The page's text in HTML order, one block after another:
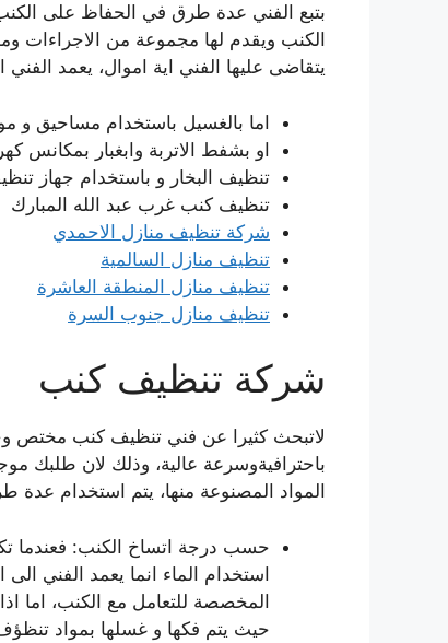
بتبع الفني عدة طرق في الحفاظ على
الكنب ويقدم لها مجموعة من الاجراءات
يتقاضى عليها الفني اية اموال، يعمد
اما بالغسيل باستخدام مساحيق و
او بشفط الاتربة وابغبار بمكانس
تنظيف البخار و باستخدام جهاز
تنظيف كنب غرب عبد الله المبارك
شركة تنظيف منازل الاحمدي
تنظيف منازل السالمية
تنظيف منازل المنطقة العاشرة
تنظيف منازل جنوب السرة
شركة تنظيف كنب
لاتبحث كثيرا عن فني تنظيف كنب مختص
باحترافيةوسرعة عالية، وذلك لان طلبك
المواد المصنوعة منها، يتم استخدام
حسب درجة اتساخ الكنب: فعندما
استخدام الماء انما يعمد الفني
المخصصة للتعامل مع الكنب، اما
حيث يتم فكها و غسلها بمواد